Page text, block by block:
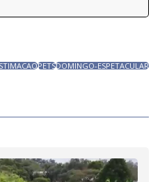
PETSDOMINGO-ESPETACULAR